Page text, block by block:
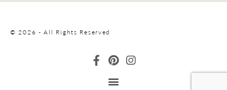
© 2026 - All Rights Reserved